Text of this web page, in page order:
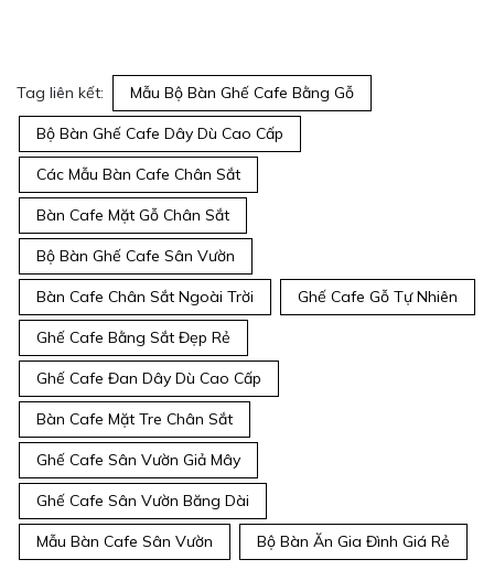
Tag liên kết: Mẫu Bộ Bàn Ghế Cafe Bằng Gỗ
Bộ Bàn Ghế Cafe Dây Dù Cao Cấp
Các Mẫu Bàn Cafe Chân Sắt
Bàn Cafe Mặt Gỗ Chân Sắt
Bộ Bàn Ghế Cafe Sân Vườn
Bàn Cafe Chân Sắt Ngoài Trời Ghế Cafe Gỗ Tự Nhiên
Ghế Cafe Bằng Sắt Đẹp Rẻ
Ghế Cafe Đan Dây Dù Cao Cấp
Bàn Cafe Mặt Tre Chân Sắt
Ghế Cafe Sân Vườn Giả Mây
Ghế Cafe Sân Vườn Băng Dài
Mẫu Bàn Cafe Sân Vườn Bộ Bàn Ăn Gia Đình Giá Rẻ